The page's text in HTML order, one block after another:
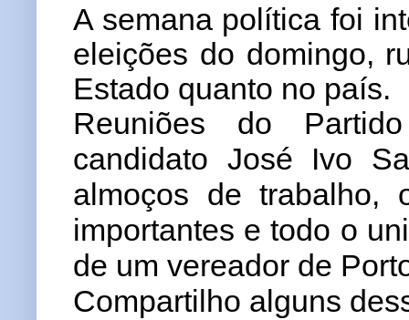
A semana política foi
eleições do domingo,
Estado quanto no país.
Reuniões do
candidato José Ivo
almoços de trabalho,
importantes e todo o
de um vereador de
Compartilho alguns